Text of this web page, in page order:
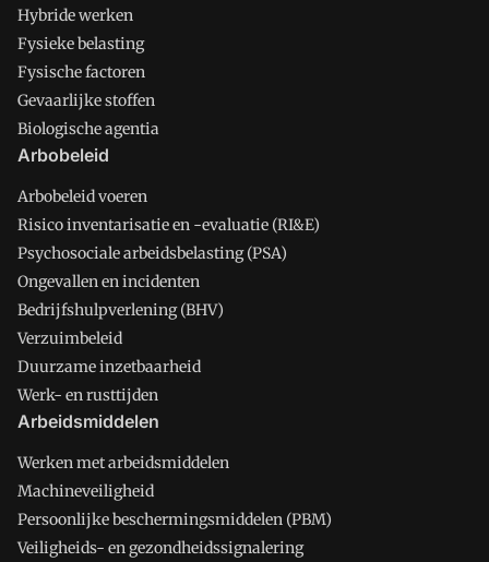
Hybride werken
Fysieke belasting
Fysische factoren
Gevaarlijke stoffen
Biologische agentia
Arbobeleid
Arbobeleid voeren
Risico inventarisatie en -evaluatie (RI&E)
Psychosociale arbeidsbelasting (PSA)
Ongevallen en incidenten
Bedrijfshulpverlening (BHV)
Verzuimbeleid
Duurzame inzetbaarheid
Werk- en rusttijden
Arbeidsmiddelen
Werken met arbeidsmiddelen
Machineveiligheid
Persoonlijke beschermingsmiddelen (PBM)
Veiligheids- en gezondheidssignalering